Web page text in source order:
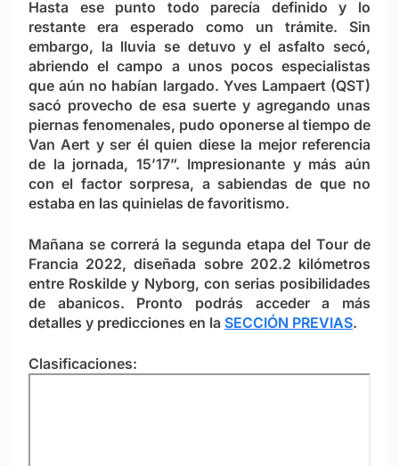
Hasta ese punto todo parecía definido y lo
restante era esperado como un trámite. Sin
embargo, la lluvia se detuvo y el asfalto secó,
abriendo el campo a unos pocos especialistas
que aún no habían largado. Yves Lampaert (QST)
sacó provecho de esa suerte y agregando unas
piernas fenomenales, pudo oponerse al tiempo de
Van Aert y ser él quien diese la mejor referencia
de la jornada, 15’17”. Impresionante y más aún
con el factor sorpresa, a sabiendas de que no
estaba en las quinielas de favoritismo.
Mañana se correrá la segunda etapa del Tour de
Francia 2022, diseñada sobre 202.2 kilómetros
entre Roskilde y Nyborg, con serias posibilidades
de abanicos. Pronto podrás acceder a más
detalles y predicciones en la SECCIÓN PREVIAS.
Clasificaciones: